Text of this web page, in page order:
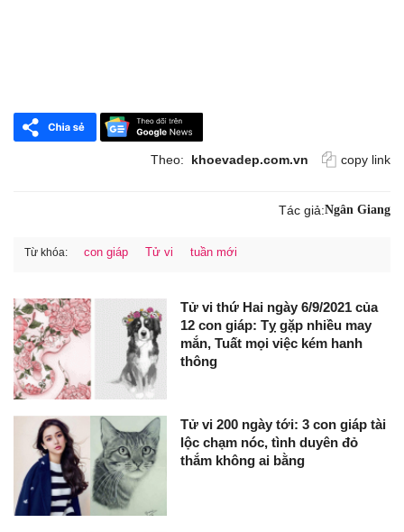
Theo: khoevadep.com.vn copy link
Tác giả:Ngân Giang
Từ khóa: con giáp Tử vi tuần mới
Tử vi thứ Hai ngày 6/9/2021 của
12 con giáp: Tỵ gặp nhiều may
mắn, Tuất mọi việc kém hanh
thông
Tử vi 200 ngày tới: 3 con giáp tài
lộc chạm nóc, tình duyên đỏ
thắm không ai bằng